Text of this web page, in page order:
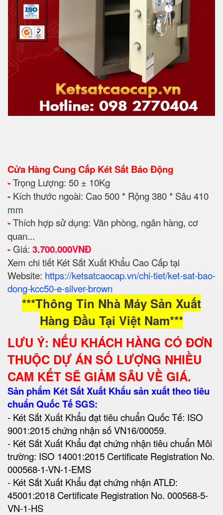
Cửa Hàng Cung Cấp Két Sắt Báo Động
-Trọng Lượng: 50 ± 10Kg
- Kích thước ngoài: Cao 500 * Rộng 380 * Sâu 410
mm
-Thích hợp sử dụng: Văn phòng, ngân hàng, cơ
quan...
- Giá: 3.700.000VNĐ
Xem chi tiết Két Sắt Xuất Khẩu Cao Cấp tại
Website: https://ketsatcaocap.vn/chi-tiet/ket-sat-bao-
dong-kcc50-e-silver-brown
***Thông Tin Nhà Máy Sản Xuất
Hàng Đầu Tại Việt Nam***
LƯU Ý: NẾU KHÁCH HÀNG CÓ ĐƠN
THUỘC DỰ ÁN SỐ LƯỢNG NHIỀU
CAM KẾT SẼ GIẢM SÂU VỀ GIÁ.
Sản phẩm Két Sắt Xuất Khẩu sản xuất theo tiêu
chuẩn Quốc Tế SGS:
- Két Sắt Xuất Khẩu đạt tiêu chuẩn Quốc Tế: ISO
9001:2015 chứng nhận số VN16/00059.
- Két Sắt Xuất Khẩu đạt chứng nhận tiêu chuẩn Môi
trường: ISO 14001:2015 Certificate Registration No.
000568-1-VN-1-EMS
- Két Sắt Xuất Khẩu đạt chứng nhận ATLĐ:
45001:2018 Certificate Registration No. 000568-5-
VN-1-HS